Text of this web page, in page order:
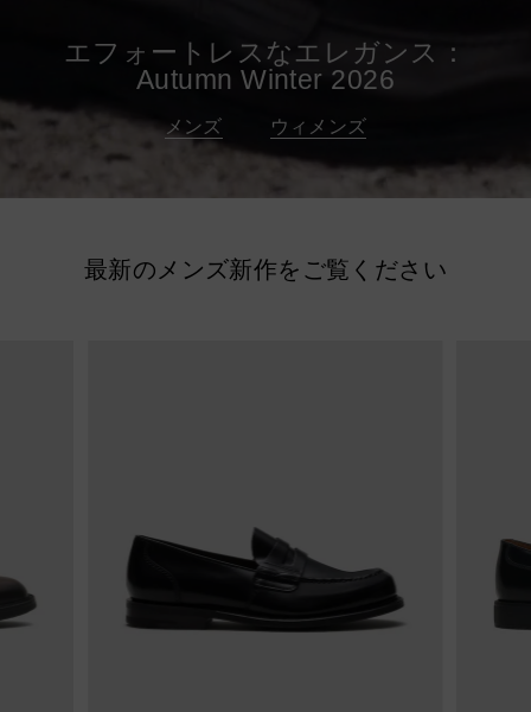
エフォートレスなエレガンス：
Autumn Winter 2026
メンズ ウィメンズ
最新のメンズ新作をご覧ください